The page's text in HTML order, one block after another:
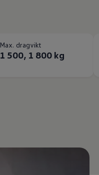
Max. dragvikt
1 500, 1 800 kg